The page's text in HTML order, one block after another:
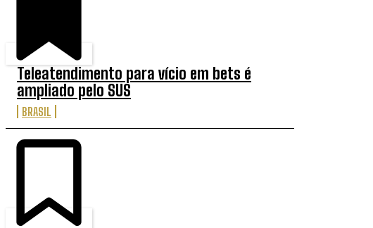
Teleatendimento para vício em bets é
ampliado pelo SUS
BRASIL